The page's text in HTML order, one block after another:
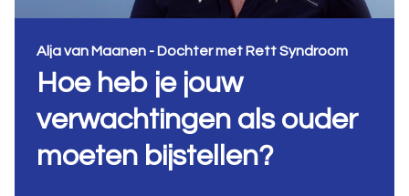
Alja van Maanen - Dochter met Rett Syndroom
Hoe heb je jouw
verwachtingen als ouder
moeten bijstellen?